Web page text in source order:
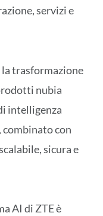
servizi e
la trasformazione
nubia
intelligenza
combinato con
sicura e
AI di ZTE è